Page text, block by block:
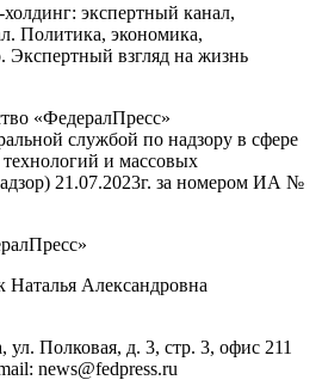
экспертный канал,
Политика, экономика,
Экспертный взгляд на жизнь
«ФедералПресс»
службой по надзору в сфере
и массовых
21.07.2023г. за номером ИА №
Наталья Александровна
ул. Полковая, д. 3, стр. 3, офис 211
news@fedpress.ru